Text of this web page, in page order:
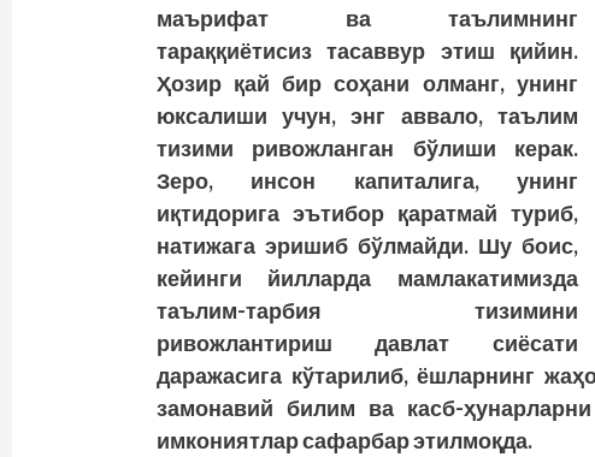
маърифат ва таълимнинг
тараққиётисиз тасаввур этиш қийин.
Ҳозир қай бир соҳани олманг, унинг
юксалиши учун, энг аввало, таълим
тизими ривожланган бўлиши керак.
Зеро, инсон капиталига, унинг
иқтидорига эътибор қаратмай туриб,
натижага эришиб бўлмайди. Шу боис,
кейинги йилларда мамлакатимизда
таълим-тарбия тизимини
ривожлантириш давлат сиёсати
даражасига кўтарилиб, ёшларнинг
замонавий билим ва касб-
имкониятлар сафарбар этилмоқда.